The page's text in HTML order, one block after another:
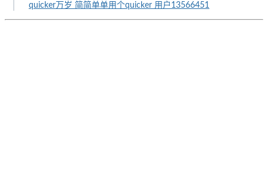
quicker万岁 简简单单用个quicker 用户13566451